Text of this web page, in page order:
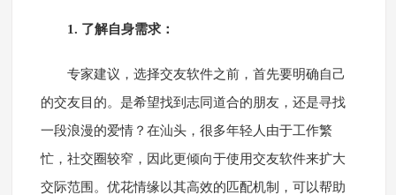
1. 了解自身需求：
专家建议，选择交友软件之前，首先要明确自己
的交友目的。是希望找到志同道合的朋友，还是寻找
一段浪漫的爱情？在汕头，很多年轻人由于工作繁
忙，社交圈较窄，因此更倾向于使用交友软件来扩大
交际范围。优花情缘以其高效的匹配机制，可以帮助